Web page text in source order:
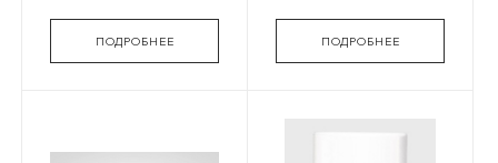
ПОДРОБНЕЕ ПОДРОБНЕЕ